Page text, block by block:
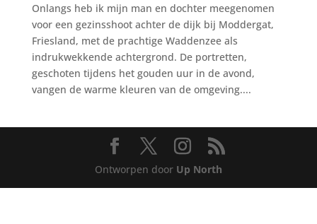
Onlangs heb ik mijn man en dochter meegenomen
voor een gezinsshoot achter de dijk bij Moddergat,
Friesland, met de prachtige Waddenzee als
indrukwekkende achtergrond. De portretten,
geschoten tijdens het gouden uur in de avond,
vangen de warme kleuren van de omgeving....
Ontworpen door Up North